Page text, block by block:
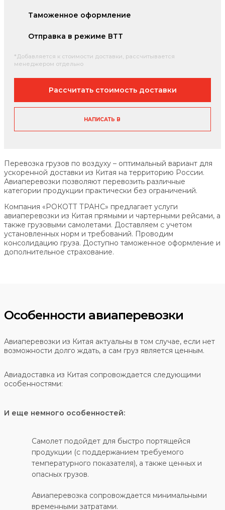
Таможенное оформление
Отправка в режиме ВТТ
*Добавляется к стоимости доставки, рассчитывается
менеджером отдельно
Рассчитать стоимость доставки
НАПИСАТЬ В
Перевозка грузов по воздуху – оптимальный вариант для
ускоренной доставки из Китая на территорию России.
Авиаперевозки позволяют перевозить различные
категории продукции практически без ограничений.
Компания «РОКОТТ ТРАНС» предлагает услуги
авиаперевозки из Китая прямыми и чартерными рейсами, а
также грузовыми самолетами. Доставляем с учетом
установленных норм и требований. Проводим
консолидацию груза. Доступно таможенное оформление и
дополнительное страхование.
Особенности авиаперевозки
Авиаперевозки из Китая актуальны в том случае, если нет
возможности долго ждать, а сам груз является ценным.
Авиадоставка из Китая сопровождается следующими
особенностями:
И еще немного особенностей:
Самолет подойдет для быстро портящейся
продукции (с поддержанием требуемого
температурного показателя), а также ценных и
опасных грузов.
Авиаперевозка сопровождается минимальными
временными затратами.